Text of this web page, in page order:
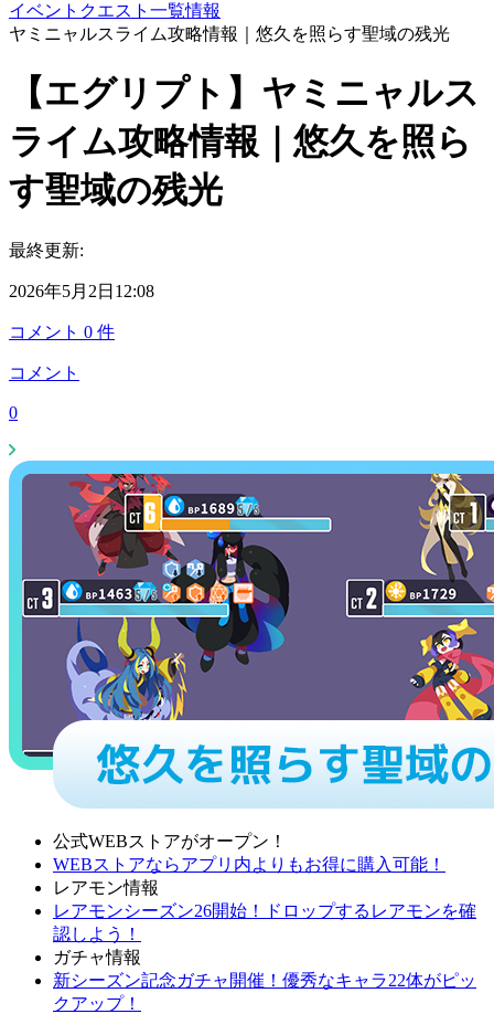
イベントクエスト一覧情報
ヤミニャルスライム攻略情報｜悠久を照らす聖域の残光
【エグリプト】ヤミニャルス
ライム攻略情報｜悠久を照ら
す聖域の残光
最終更新:
2026年5月2日12:08
コメント 0 件
コメント
0
公式WEBストアがオープン！
WEBストアならアプリ内よりもお得に購入可能！
レアモン情報
レアモンシーズン26開始！ドロップするレアモンを確
認しよう！
ガチャ情報
新シーズン記念ガチャ開催！優秀なキャラ22体がピッ
クアップ！